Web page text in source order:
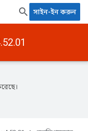
সাইন-ইন করুন